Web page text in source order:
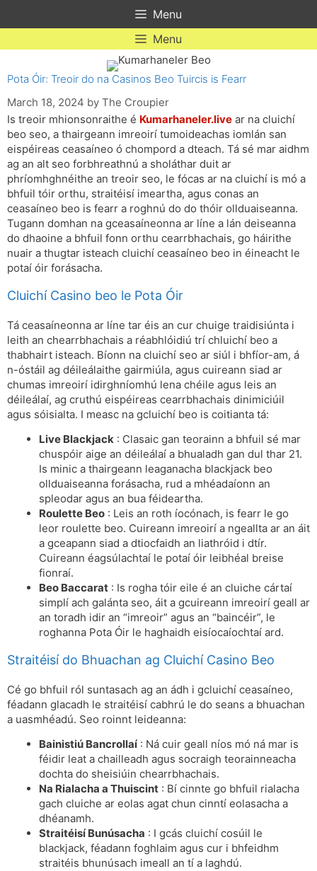
Menu
Menu
Pota Óir: Treoir do na Casinos Beo Tuircis is Fearr
March 18, 2024 by The Croupier
Is treoir mhionsonraithe é Kumarhaneler.live ar na cluichí
beo seo, a thairgeann imreoirí tumoideachas iomlán san
eispéireas ceasaíneo ó chompord a dteach. Tá sé mar aidhm
ag an alt seo forbhreathnú a sholáthar duit ar
phríomhghnéithe an treoir seo, le fócas ar na cluichí is mó a
bhfuil tóir orthu, straitéisí imeartha, agus conas an
ceasaíneo beo is fearr a roghnú do do thóir ollduaiseanna.
Tugann domhan na gceasaíneonna ar líne a lán deiseanna
do dhaoine a bhfuil fonn orthu cearrbhachais, go háirithe
nuair a thugtar isteach cluichí ceasaíneo beo in éineacht le
potaí óir forásacha.
Cluichí Casino beo le Pota Óir
Tá ceasaíneonna ar líne tar éis an cur chuige traidisiúnta i
leith an chearrbhachais a réabhlóidiú trí chluichí beo a
thabhairt isteach. Bíonn na cluichí seo ar siúl i bhfíor-am, á
n-óstáil ag déileálaithe gairmiúla, agus cuireann siad ar
chumas imreoirí idirghníomhú lena chéile agus leis an
déileálaí, ag cruthú eispéireas cearrbhachais dinimiciúil
agus sóisialta. I measc na gcluichí beo is coitianta tá:
Live Blackjack : Clasaic gan teorainn a bhfuil sé mar
chuspóir aige an déileálaí a bhualadh gan dul thar 21.
Is minic a thairgeann leaganacha blackjack beo
ollduaiseanna forásacha, rud a mhéadaíonn an
spleodar agus an bua féideartha.
Roulette Beo : Leis an roth íocónach, is fearr le go
leor roulette beo. Cuireann imreoirí a ngeallta ar an áit
a gceapann siad a dtiocfaidh an liathróid i dtír.
Cuireann éagsúlachtaí le potaí óir leibhéal breise
fionraí.
Beo Baccarat : Is rogha tóir eile é an cluiche cártaí
simplí ach galánta seo, áit a gcuireann imreoirí geall ar
an toradh idir an “imreoir” agus an “baincéir”, le
roghanna Pota Óir le haghaidh eisíocaíochtaí ard.
Straitéisí do Bhuachan ag Cluichí Casino Beo
Cé go bhfuil ról suntasach ag an ádh i gcluichí ceasaíneo,
féadann glacadh le straitéisí cabhrú le do seans a bhuachan
a uasmhéadú. Seo roinnt leideanna:
Bainistiú Bancrollaí: Ná cuir geall níos mó ná mar is
féidir leat a chailleadh agus socraigh teorainneacha
dochta do sheisiúin chearrbhachais.
Na Rialacha a Thuiscint : Bí cinnte go bhfuil rialacha
gach cluiche ar eolas agat chun cinntí eolasacha a
dhéanamh.
Straitéisí Bunúsacha : I gcás cluichí cosúil le
blackjack, féadann foghlaim agus cur i bhfeidhm
straitéis bhunúsach imeall an tí a laghdú.